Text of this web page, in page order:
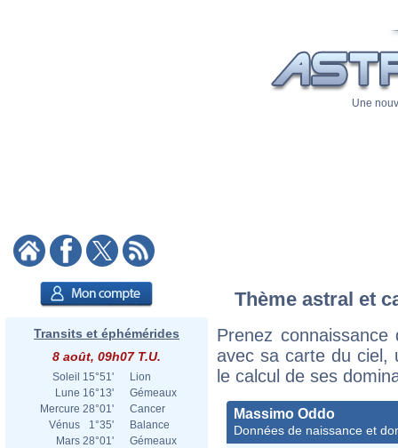
Une
Transits et éphémérides
8 août, 09h07 T.U.
Soleil 15°51'
Lion
Lune 16°13'
Gémeaux
Mercure 28°01'
Cancer
Vénus
1°35'
Balance
Mars 28°01'
Gémeaux
Thème astral et
Prenez
avec sa carte du ciel,
le calcul de ses
Massimo Oddo
Données de naissance et